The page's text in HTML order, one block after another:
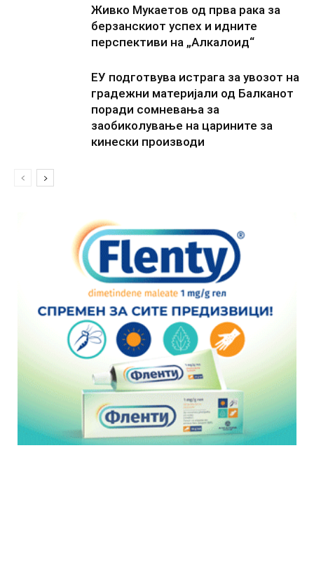
Живко Мукаетов од прва рака за
берзанскиот успех и идните
перспективи на „Алкалоид“
ЕУ подготвува истрага за увозот на
градежни материјали од Балканот
поради сомневања за
заобиколување на царините за
кинески производи